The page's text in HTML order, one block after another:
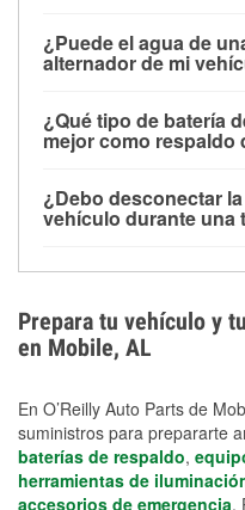
alimentar pequeños
limitado, pero el uso
contar con un equipo
cortes prolongados.
¿Puede el agua de
alternador de mi
parte baja del
dañarse si se
días después de la
¿Qué tipo de batería
mejor como respaldo
para aplicaciones de
selladas, resistentes a
¿Debo desconectar
vehículo durante una
los daños por
preparar opciones de
medidas de protección
Prepara tu vehículo y
en Mobile, AL
En O’Reilly Auto Parts de
suministros para prepararte
baterías de respaldo,
herramientas de
accesorios de emergencia.